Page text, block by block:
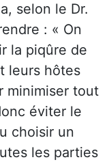
selon le Dr.
: « On
la piqûre de
leurs hôtes
minimiser tout
éviter le
choisir un
les parties